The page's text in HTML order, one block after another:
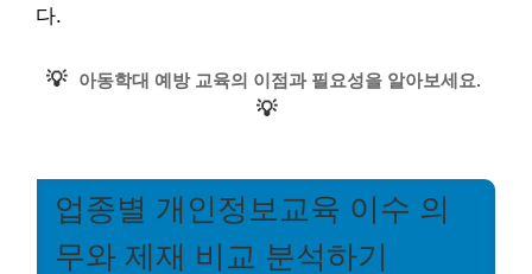
다.
💡 아동학대 예방 교육의 이점과 필요성을 알아보세요.
💡
업종별 개인정보교육 이수 의
무와 제재 비교 분석하기